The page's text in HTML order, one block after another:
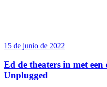
15 de junio de 2022
Ed de theaters in met
Unplugged